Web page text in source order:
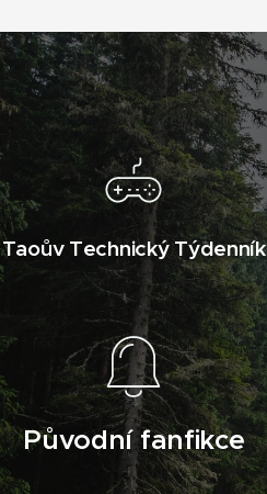
Taoův Technický Týdenník
Původní fanfikce